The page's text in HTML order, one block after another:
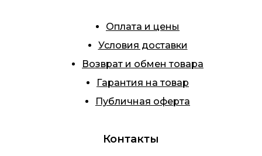
Оплата и цены
Условия доставки
Возврат и обмен товара
Гарантия на товар
Публичная оферта
Контакты